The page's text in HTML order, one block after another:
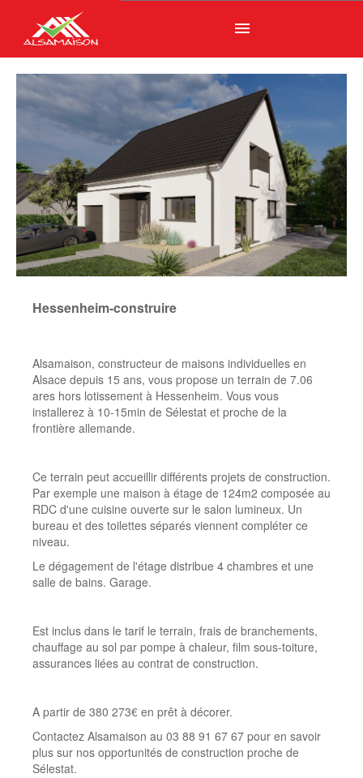
menu
Hessenheim-construire
Alsamaison, constructeur de maisons individuelles en
Alsace depuis 15 ans, vous propose un terrain de 7.06
ares hors lotissement à Hessenheim. Vous vous
installerez à 10-15min de Sélestat et proche de la
frontière allemande.
Ce terrain peut accueillir différents projets de construction.
Par exemple une maison à étage de 124m2 composée au
RDC d'une cuisine ouverte sur le salon lumineux. Un
bureau et des toilettes séparés viennent compléter ce
niveau.
Le dégagement de l'étage distribue 4 chambres et une
salle de bains. Garage.
Est inclus dans le tarif le terrain, frais de branchements,
chauffage au sol par pompe à chaleur, film sous-toiture,
assurances liées au contrat de construction.
A partir de 380 273€ en prêt à décorer.
Contactez Alsamaison au 03 88 91 67 67 pour en savoir
plus sur nos opportunités de construction proche de
Sélestat.